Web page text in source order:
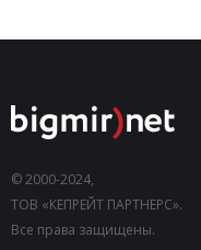
© 2000-2024,
ТОВ «КЕПРЕЙТ ПАРТНЕРС».
Все права защищены.